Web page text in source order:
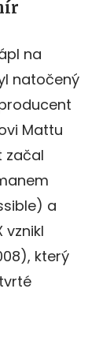
na
natočený
Mattu
začal
a
vznikl
který